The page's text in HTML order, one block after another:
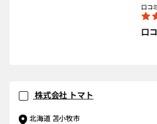
口コ
口
株式会社 トマト
北海道 苫小牧市